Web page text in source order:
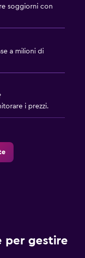
soggiorni con
a milioni di
i prezzi.
per gestire